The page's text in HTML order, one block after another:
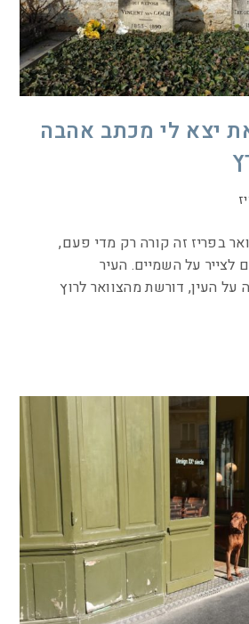
יצא לי מכתב אהבה
בפריז זה קורה רק מדי פעם,
לצייר על השמיים. העיר
על העין, דורשת מהצוואר לרוץ